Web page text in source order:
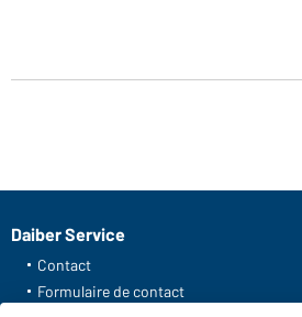
Daiber Service
Contact
Formulaire de contact